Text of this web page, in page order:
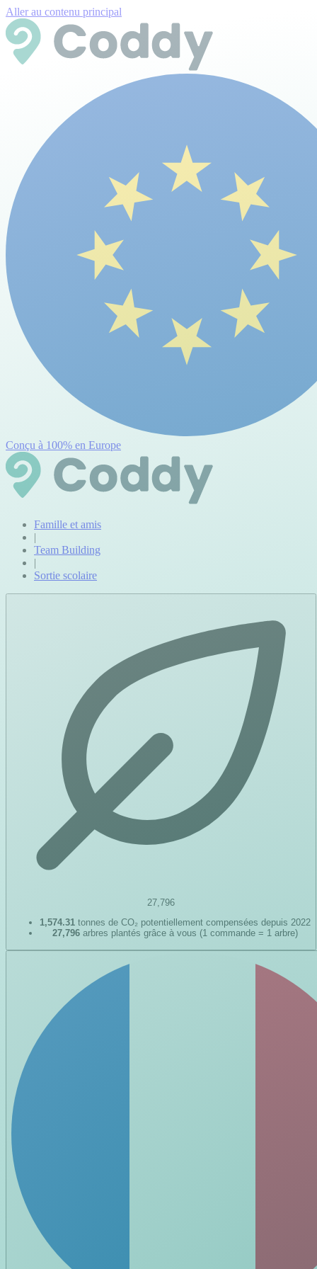
Aller au contenu principal
Conçu à 100% en Europe
Famille et amis
|
Team Building
|
Sortie scolaire
27,796
1,574.31 tonnes de CO₂ potentiellement compensées depuis 2022
27,796 arbres plantés grâce à vous (1 commande = 1 arbre)